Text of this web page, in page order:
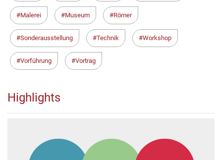
Malerei Museum Römer
Sonderausstellung Technik Workshop
Vorführung Vortrag
Highlights